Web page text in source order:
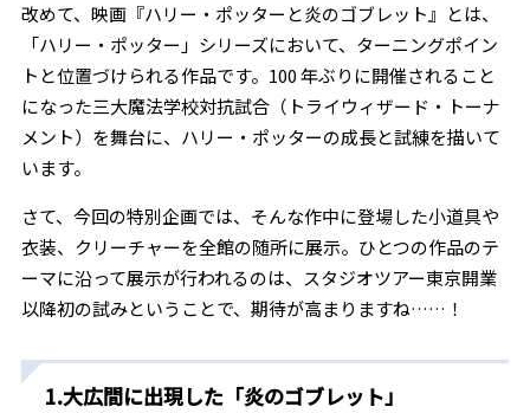
改めて、映画『ハリー・ポッターと炎のゴブレット』とは、
「ハリー・ポッター」シリーズにおいて、ターニングポイン
トと位置づけられる作品です。100 年ぶりに開催されること
になった三大魔法学校対抗試合（トライウィザード・トーナ
メント）を舞台に、ハリー・ポッターの成長と試練を描いて
います。
さて、今回の特別企画では、そんな作中に登場した小道具や
衣装、クリーチャーを全館の随所に展示。ひとつの作品のテ
ーマに沿って展示が行われるのは、スタジオツアー東京開業
以降初の試みということで、期待が高まりますね……！
1.大広間に出現した「炎のゴブレット」